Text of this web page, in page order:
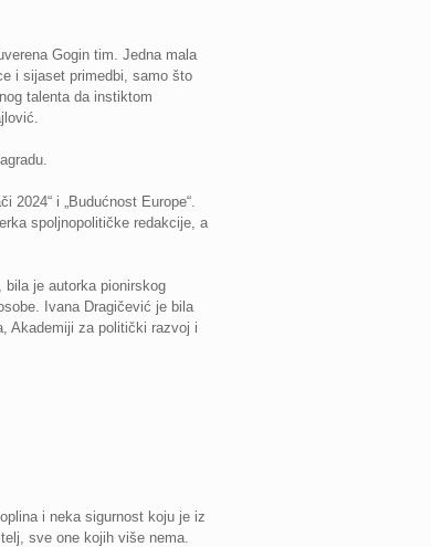
Gogin tim. Jedna mala
i sijaset primedbi, samo što
talenta da instiktom
2024“ i „Budućnost Europe“.
spoljnopolitičke redakcije, a
je autorka pionirskog
Ivana Dragičević je bila
Akademiji za politički razvoj i
i neka sigurnost koju je iz
sve one kojih više nema.